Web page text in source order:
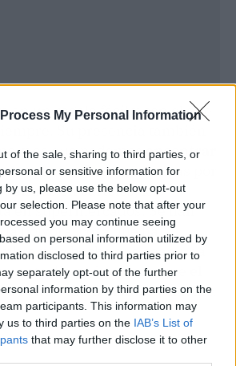
My Personal Information
of the sale, sharing to third parties, or
or sensitive information for
by us, please use the below opt-out
selection. Please note that after your
you may continue seeing
on personal information utilized by
disclosed to third parties prior to
separately opt-out of the further
information by third parties on the
participants. This information may
us to third parties on the IAB’s List of
that may further disclose it to other
en un regalo fácil y con el que
y es que podemos encontrar
partes. Los encuentras por
en carteles, los
en supermercados. Se han
la pólvora, cosa que ha
y ha hecho que sean una
Se podría decir que
a echarles un vistazoy hasta a